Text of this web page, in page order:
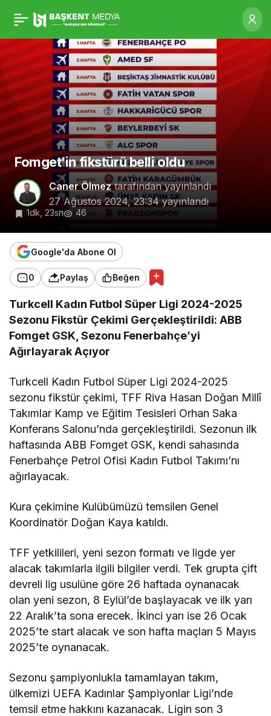
Fomget’in fikstürü belli oldu
Caner Ölmeztarafından yayınlandı
27 Ağustos 2024, 23:34yayınlandı
1dk, 23sn 46
Google'da Abone Ol
0 Paylaş Beğen
Turkcell Kadın Futbol Süper Ligi 2024-2025
Sezonu Fikstür Çekimi Gerçekleştirildi: ABB
Fomget GSK, Sezonu Fenerbahçe’yi
Ağırlayarak Açıyor
Turkcell Kadın Futbol Süper Ligi 2024-2025
sezonu fikstür çekimi, TFF Riva Hasan Doğan Millî
Takımlar Kamp ve Eğitim Tesisleri Orhan Saka
Konferans Salonu’nda gerçekleştirildi. Sezonun ilk
haftasında ABB Fomget GSK, kendi sahasında
Fenerbahçe Petrol Ofisi Kadın Futbol Takımı’nı
ağırlayacak.
Kura çekimine Kulübümüzü temsilen Genel
Koordinatör Doğan Kaya katıldı.
TFF yetkilileri, yeni sezon formatı ve ligde yer
alacak takımlarla ilgili bilgiler verdi. Tek grupta çift
devreli lig usulüne göre 26 haftada oynanacak
olan yeni sezon, 8 Eylül’de başlayacak ve ilk yarı
22 Aralık’ta sona erecek. İkinci yarı ise 26 Ocak
2025’te start alacak ve son hafta maçları 5 Mayıs
2025’te oynanacak.
Sezonu şampiyonlukla tamamlayan takım,
ülkemizi UEFA Kadınlar Şampiyonlar Ligi’nde
temsil etme hakkını kazanacak. Ligin son 3
Fomget’in fikstürü belli
oldu
0